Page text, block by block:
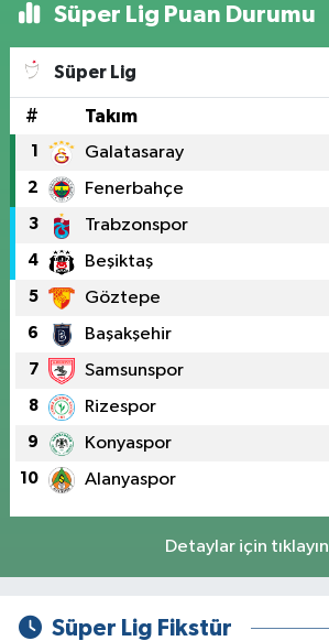
Süper Lig Puan Durumu
Süper Lig
# Takım
1 Galatasaray
2 Fenerbahçe
3 Trabzonspor
4 Beşiktaş
5 Göztepe
6 Başakşehir
7 Samsunspor
8 Rizespor
9 Konyaspor
10 Alanyaspor
Detaylar için tıklayın
Süper Lig Fikstür